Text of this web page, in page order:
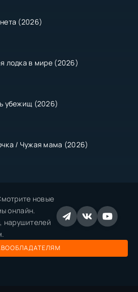
(2026)
лодка в мире (2026)
убежищ (2026)
/ Чужая мама (2026)
новые
онлайн.
нарушителей